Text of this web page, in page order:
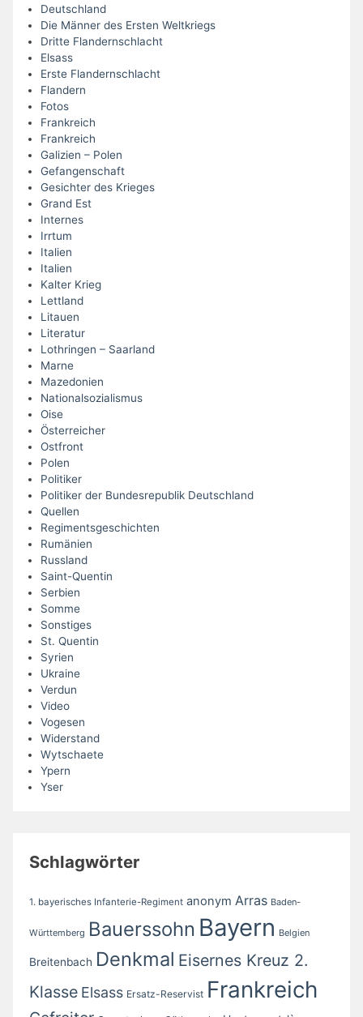
Deutschland
Die Männer des Ersten Weltkriegs
Dritte Flandernschlacht
Elsass
Erste Flandernschlacht
Flandern
Fotos
Frankreich
Frankreich
Galizien – Polen
Gefangenschaft
Gesichter des Krieges
Grand Est
Internes
Irrtum
Italien
Italien
Kalter Krieg
Lettland
Litauen
Literatur
Lothringen – Saarland
Marne
Mazedonien
Nationalsozialismus
Oise
Österreicher
Ostfront
Polen
Politiker
Politiker der Bundesrepublik Deutschland
Quellen
Regimentsgeschichten
Rumänien
Russland
Saint-Quentin
Serbien
Somme
Sonstiges
St. Quentin
Syrien
Ukraine
Verdun
Video
Vogesen
Widerstand
Wytschaete
Ypern
Yser
Schlagwörter
1. bayerisches Infanterie-Regiment anonym Arras Baden-
Württemberg Bauerssohn Bayern Belgien
Breitenbach Denkmal Eisernes Kreuz 2.
Klasse Elsass Ersatz-Reservist Frankreich